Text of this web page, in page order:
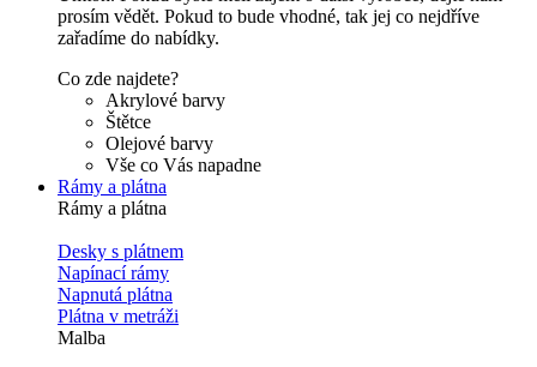
prosím vědět. Pokud to bude vhodné, tak jej co nejdříve
zařadíme do nabídky.
Co zde najdete?
Akrylové barvy
Štětce
Olejové barvy
Vše co Vás napadne
Rámy a plátna
Rámy a plátna
Desky s plátnem
Napínací rámy
Napnutá plátna
Plátna v metráži
Malba